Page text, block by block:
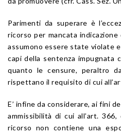
Parimenti da superare è
ricorso per mancata
assumono essere state violate
capi della sentenza impugnata
quanto le censure, peraltro
rispettano il requisito di cui
E’ infine da considerare, ai fini
ammissibilità di cui all’art.
ricorso non contiene una